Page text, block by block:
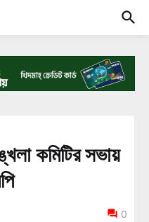
কমিটির সভায়
0